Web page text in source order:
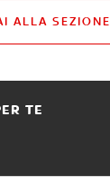
ALLA SEZIONE
TE